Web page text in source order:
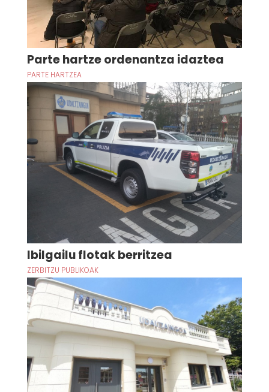
Parte hartze ordenantza idaztea
PARTE HARTZEA
Ibilgailu flotak berritzea
ZERBITZU PUBLIKOAK